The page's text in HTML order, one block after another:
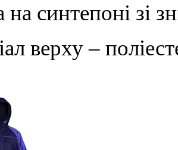
на синтепоні зі
верху –